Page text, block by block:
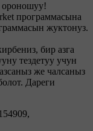
ороношуу!
программасына
жуктонуз.
бир азга
тездетуу учун
же чалсаныз
Дареги